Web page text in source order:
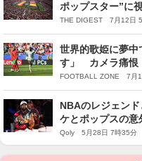
ポップスター”に
【W杯】
THE DIGEST 7月12日
世界的歌姫に夢
す」 カメラ痛恨
FOOTBALL ZONE 7月
NBAのレジェン
ケとポップスの意
Qoly 5月28日 7時35分